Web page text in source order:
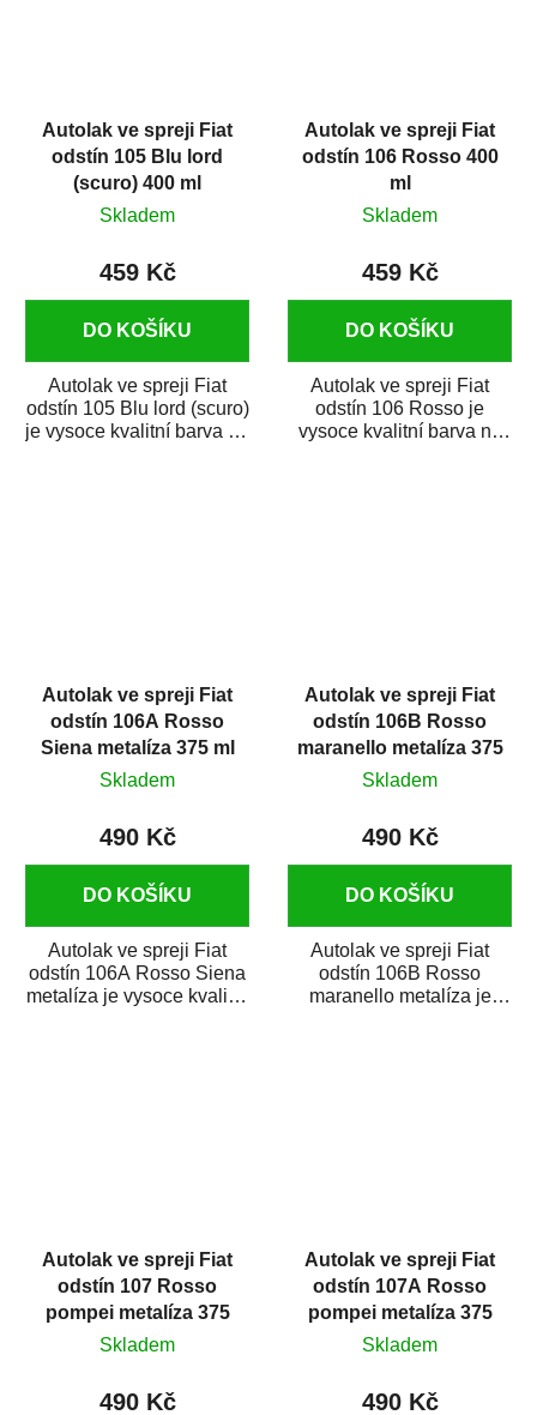
Autolak ve spreji Fiat
odstín 105 Blu lord
(scuro) 400 ml
Skladem
459 Kč
DO KOŠÍKU
Autolak ve spreji Fiat
odstín 105 Blu lord (scuro)
je vysoce kvalitní barva na
Autolak ve spreji Fiat
odstín 106 Rosso 400
ml
Skladem
459 Kč
DO KOŠÍKU
Autolak ve spreji Fiat
odstín 106 Rosso je
vysoce kvalitní barva na
Autolak ve spreji Fiat
odstín 106A Rosso
Siena metalíza 375 ml
Skladem
490 Kč
DO KOŠÍKU
Autolak ve spreji Fiat
odstín 106A Rosso Siena
metalíza je vysoce kvalitní
Autolak ve spreji Fiat
odstín 106B Rosso
maranello metalíza 375
ml
Skladem
490 Kč
DO KOŠÍKU
Autolak ve spreji Fiat
odstín 106B Rosso
maranello metalíza je
Autolak ve spreji Fiat
odstín 107 Rosso
pompei metalíza 375
ml
Skladem
490 Kč
Autolak ve spreji Fiat
odstín 107A Rosso
pompei metalíza 375
ml
Skladem
490 Kč